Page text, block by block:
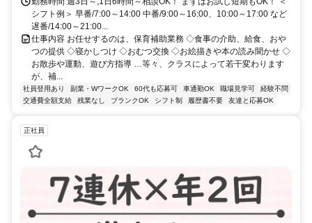
シフト例＞ 早番/7:00～14:00 中番/9:00～16:00、10:00～17:00 など
遅番/14:00～21:00...
仕事内容 お任せするのは、保育補助業務 ◇食事の介助、給食、おや
つの提供 ◇寝かしつけ ◇おむつ交換 ◇お絵描きや本の読み聞かせ ◇
お散歩や運動、遊び方指導 …等々、クラスによって若干変わります
が、補...
社員登用あり 副業・WワークOK 60代も応募可 車通勤OK 職場見学可
経験不問
交通費全額支給
残業なし ブランクOK シフト制 履歴書不要 友達と応募OK
正社員